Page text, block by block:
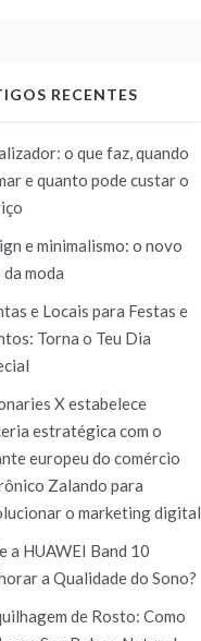
RECENTES
o que faz, quando
e quanto pode custar o
e minimalismo: o novo
moda
e Locais para Festas e
Torna o Teu Dia
X estabelece
estratégica com o
europeu do comércio
Zalando para
o marketing digital
a HUAWEI Band 10
a Qualidade do Sono?
de Rosto: Como